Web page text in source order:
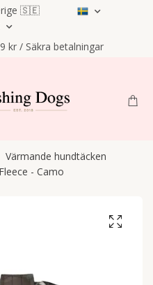
🇸🇪
kr / Säkra betalningar
Värmande hundtäcken
- Camo